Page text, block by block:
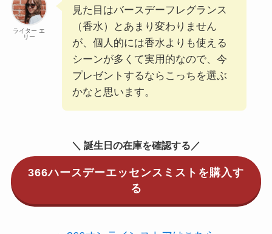
ライター エ
リー
見た目はバースデーフレグランス
（香水）とあまり変わりません
が、個人的には香水よりも使える
シーンが多くて実用的なので、今
プレゼントするならこっちを選ぶ
かなと思います。
＼ 誕生日の在庫を確認する／
366ハースデーエッセンスミストを購入す
る